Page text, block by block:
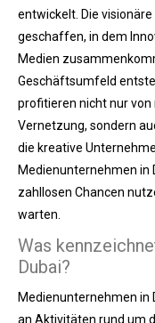
entwickelt. Die
geschaffen, in dem
Medien
Geschäftsumfeld
profitieren nicht nur
Vernetzung, sondern
die kreative
Medienunternehmen in
zahllosen Chancen
warten.
Was
Dubai?
Medienunternehmen in
an Aktivitäten rund um